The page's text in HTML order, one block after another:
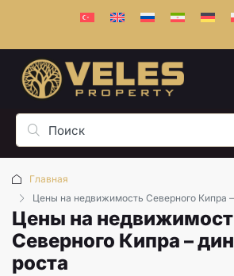
Главная
Цены на недвижимость Северного Кипра
Цены на
Северного Кипра –
роста